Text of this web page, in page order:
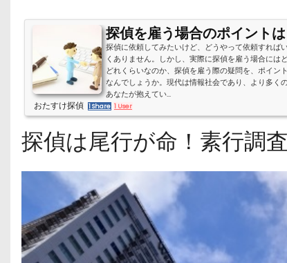
探偵を雇う場合のポイント
探偵に依頼してみたいけど、どうやって依頼すれば
くありません。しかし、実際に探偵を雇う場合に
どれくらいなのか、探偵を雇う際の疑問を、ポイン
なんでしょうか。現代は情報社会であり、より多く
あなたが抱えてい...
おたすけ探偵 1 Share 1 User
探偵は尾行が命！素行調